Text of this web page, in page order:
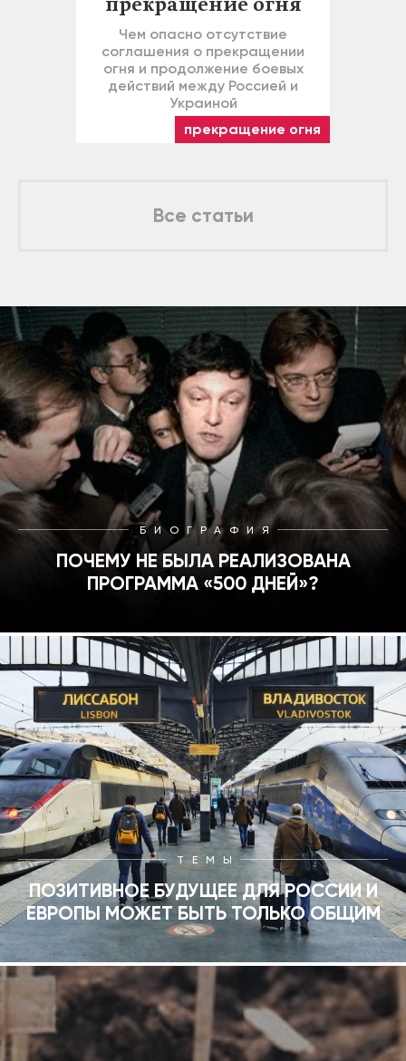
прекращение огня
Чем опасно отсутствие
соглашения о прекращении
огня и продолжение боевых
действий между Россией и
Украиной
прекращение огня
Все статьи
БИОГРАФИЯ
ПОЧЕМУ НЕ БЫЛА РЕАЛИЗОВАНА
ПРОГРАММА «500 ДНЕЙ»?
ТЕМЫ
ПОЗИТИВНОЕ БУДУЩЕЕ ДЛЯ РОССИИ И
ЕВРОПЫ МОЖЕТ БЫТЬ ТОЛЬКО ОБЩИМ